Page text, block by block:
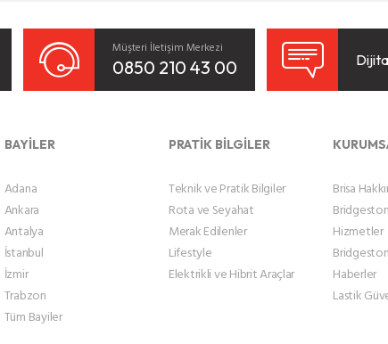
Müşteri İletişim Merkezi
0850 210 43 00
BAYİLER
Adana
Ankara
Antalya
İstanbul
İzmir
Trabzon
Tüm Bayiler
PRATİK BİLGİLER
Teknik ve Pratik Bilgiler
Rota ve Seyahat
Merak Edilenler
Lifestyle
Elektrikli ve Hibrit Araçlar
Brisa
Hizmetler
Haberler
Lastik